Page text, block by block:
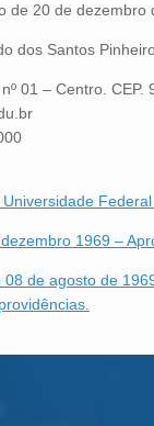
de 20 de
dos Santos
01 – Centro. CEP.
1969 –
08 de agosto de